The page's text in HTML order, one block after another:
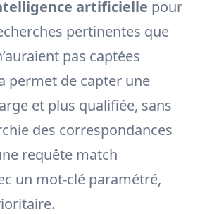
artificielle pour
pertinentes que
pas captées
permet de capter une
et plus qualifiée, sans
des correspondances
requête match
un mot-clé paramétré,